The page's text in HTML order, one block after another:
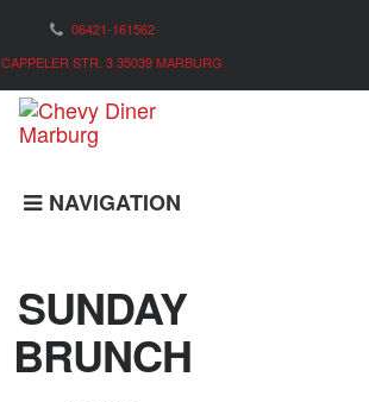
06421-161562
CAPPELER STR. 3 35039 MARBURG
NAVIGATION
SUNDAY
BRUNCH